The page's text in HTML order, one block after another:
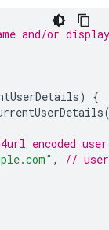
and/or display
)
{
encoded
,
//